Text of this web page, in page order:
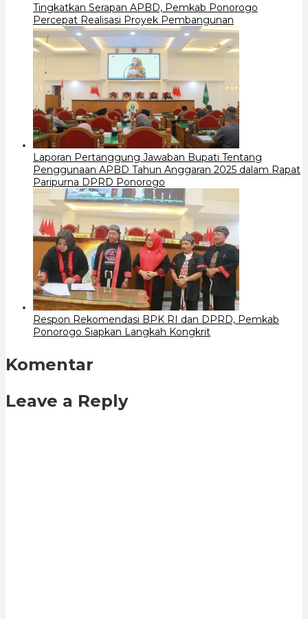
Tingkatkan Serapan APBD, Pemkab Ponorogo
Percepat Realisasi Proyek Pembangunan
Laporan Pertanggung Jawaban Bupati Tentang
Penggunaan APBD Tahun Anggaran 2025 dalam Rapat
Paripurna DPRD Ponorogo
Respon Rekomendasi BPK RI dan DPRD, Pemkab
Ponorogo Siapkan Langkah Kongkrit
Komentar
Leave a Reply